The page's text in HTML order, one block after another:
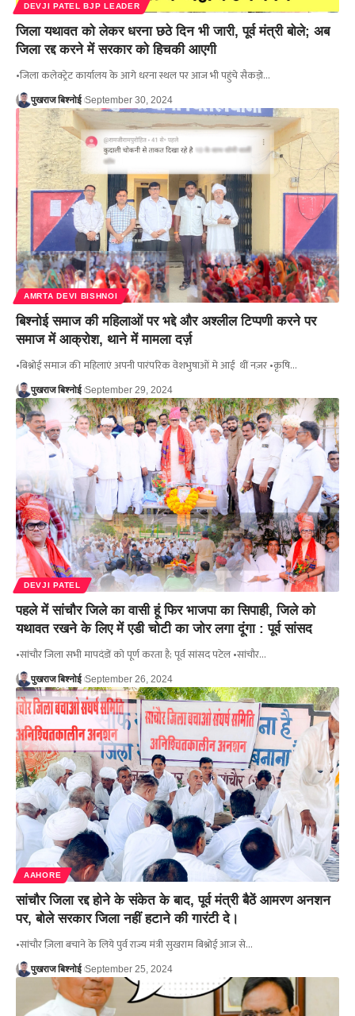
DEVJI PATEL BJP LEADER
जिला यथावत को लेकर धरना छठे दिन भी जारी, पूर्व मंत्री बोले; अब
जिला रद्द करने में सरकार को हिचकी आएगी
•जिला कलेक्ट्रेट कार्यालय के आगे धरना स्थल पर आज भी पहुंचे सैकड़ो…
पुखराज बिश्नोई September 30, 2024
AMRTA DEVI BISHNOI
बिश्नोई समाज की महिलाओं पर भद्दे और अश्लील टिप्पणी करने पर
समाज में आक्रोश, थाने में मामला दर्ज़
•बिश्नोई समाज की महिलाएं अपनी पारंपरिक वेशभुषाओं मे आई थीं नज़र •कृषि…
पुखराज बिश्नोई September 29, 2024
DEVJI PATEL
पहले में सांचौर जिले का वासी हूं फिर भाजपा का सिपाही, जिले को
यथावत रखने के लिए में एडी चोटी का जोर लगा दूंगा : पूर्व सांसद
•सांचौर जिला सभी मापदंडों को पूर्ण करता है; पूर्व सांसद पटेल •सांचौर…
पुखराज बिश्नोई September 26, 2024
AAHORE
सांचौर जिला रद्द होने के संकेत के बाद, पूर्व मंत्री बैठें आमरण अनशन
पर, बोले सरकार जिला नहीं हटाने की गारंटी दे।
•सांचौर ज़िला बचाने के लिये पुर्व राज्य मंत्री सुखराम बिश्नोई आज से…
पुखराज बिश्नोई September 25, 2024